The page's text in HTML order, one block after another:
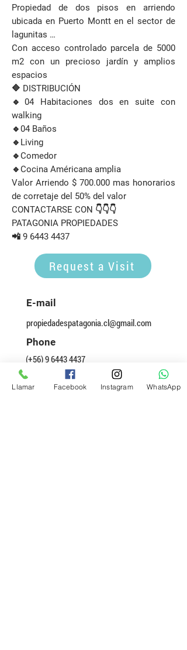
Propiedad de dos pisos en arriendo
ubicada en Puerto Montt en el sector de
lagunitas …
Con acceso controlado parcela de 5000
m2 con un precioso jardín y amplios
espacios
🔷 DISTRIBUCIÓN
🔹04 Habitaciones dos en suite con
walking
🔹04 Baños
🔹Living
🔹Comedor
🔹Cocina Américana amplia
Valor Arriendo $ 700.000 mas honorarios
de corretaje del 50% del valor
CONTACTARSE CON 👇👇👇
PATAGONIA PROPIEDADES
📲 9 6443 4437
Request a Visit
E-mail
propiedadespatagonia.cl@gmail.com
Phone
(+56)9 6443 4437
Llamar Facebook Instagram WhatsApp